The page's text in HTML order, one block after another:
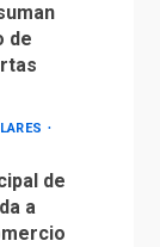
de
de
a